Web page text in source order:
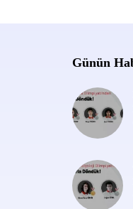
Günün